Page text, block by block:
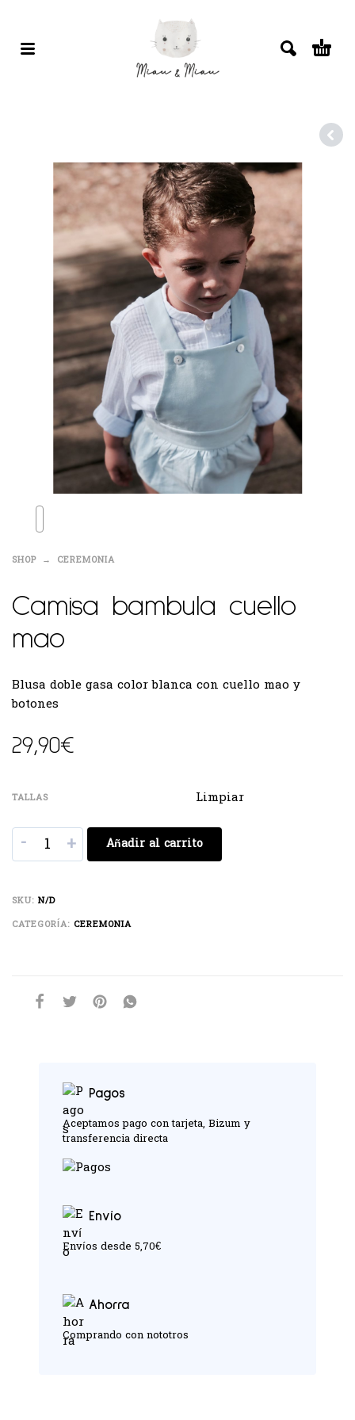
SHOP CEREMONIA
Camisa bambula cuello
mao
Blusa doble gasa color blanca con cuello mao y
botones
29,90€
TALLAS Limpiar
- + Añadir al carrito
SKU: N/D
CATEGORÍA: CEREMONIA
Pagos
Aceptamos pago con tarjeta, Bizum y
transferencia directa
Envío
Envíos desde 5,70€
Ahorra
Comprando con nototros